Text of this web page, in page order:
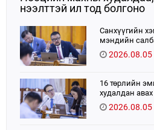
нээлттэй ил тод болгоно
Санхүүгийн
мэндийн
2026.08.05
16 төрлийн
худалдан
2026.08.05